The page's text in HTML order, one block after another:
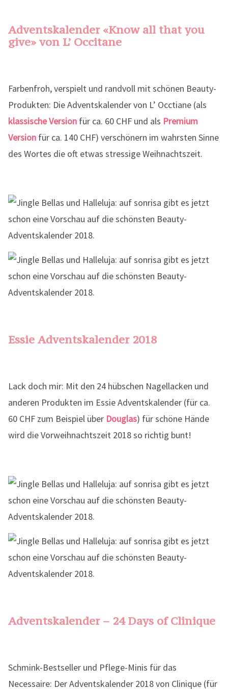
Adventskalender «Know all that you
give» von L’ Occitane
Farbenfroh, verspielt und randvoll mit schönen Beauty-
Produkten: Die Adventskalender von L’ Occtiane (als
klassische Version für ca. 60 CHF und als Premium
Version für ca. 140 CHF) verschönern im wahrsten Sinne
des Wortes die oft etwas stressige Weihnachtszeit.
Essie Adventskalender 2018
Lack doch mir: Mit den 24 hübschen Nagellacken und
anderen Produkten im Essie Adventskalender (für ca.
60 CHF zum Beispiel über Douglas) für schöne Hände
wird die Vorweihnachtszeit 2018 so richtig bunt!
Adventskalender – 24 Days of Clinique
Schmink-Bestseller und Pflege-Minis für das
Necessaire: Der Adventskalender 2018 von Clinique (für